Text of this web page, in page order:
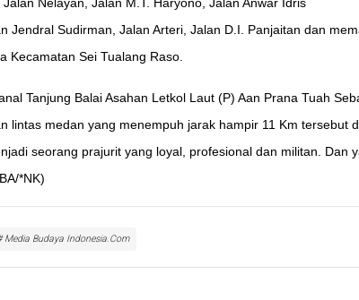
Jendral Sudirman, Jalan Arteri, Jalan D.I. Panjaitan dan
Kecamatan Sei Tualang Raso.
Tanjung Balai Asahan Letkol Laut (P) Aan Prana Tuah
lintas medan yang menempuh jarak hampir 11 Km
seorang prajurit yang loyal, profesional dan militan.
*NK)
Media Budaya Indonesia.Com